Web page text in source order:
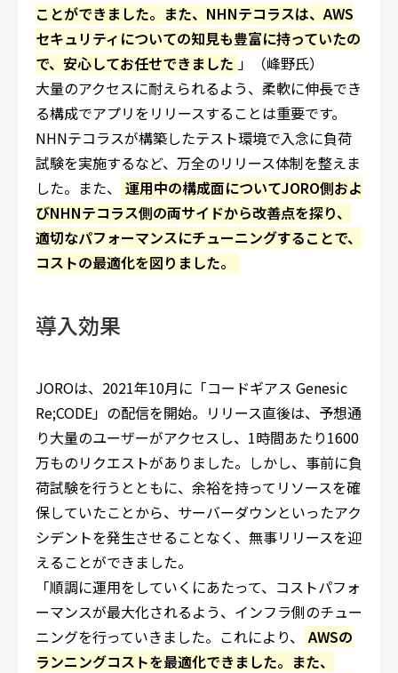
ことができました。また、NHNテコラスは、AWS
セキュリティについての知見も豊富に持っていたの
で、安心してお任せできました 」（峰野氏）
大量のアクセスに耐えられるよう、柔軟に伸長でき
る構成でアプリをリリースすることは重要です。
NHNテコラスが構築したテスト環境で入念に負荷
試験を実施するなど、万全のリリース体制を整えま
した。また、
運用中の構成面についてJORO側およ
びNHNテコラス側の両サイドから改善点を探り、
適切なパフォーマンスにチューニングすることで、
コストの最適化を図りました。
導入効果
JOROは、2021年10月に「コードギアス Genesic
Re;CODE」の配信を開始。リリース直後は、予想通
り大量のユーザーがアクセスし、1時間あたり1600
万ものリクエストがありました。しかし、事前に負
荷試験を行うとともに、余裕を持ってリソースを確
保していたことから、サーバーダウンといったアク
シデントを発生させることなく、無事リリースを迎
えることができました。
「順調に運用をしていくにあたって、コストパフォ
ーマンスが最大化されるよう、インフラ側のチュー
ニングを行っていきました。これにより、
AWSの
ランニングコストを最適化できました。また、